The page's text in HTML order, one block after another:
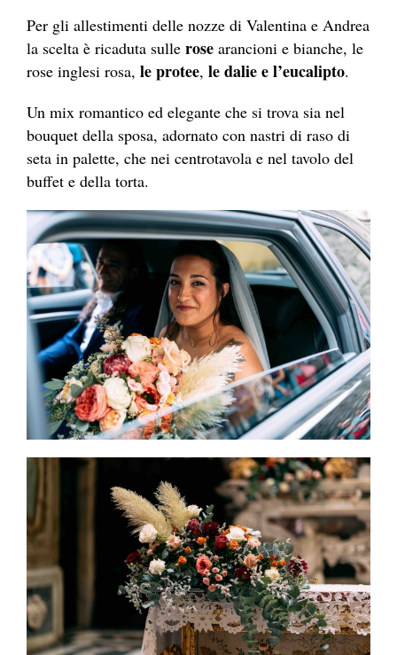
Per gli allestimenti delle nozze di Valentina e Andrea
la scelta è ricaduta sulle rose arancioni e bianche, le
rose inglesi rosa, le protee, le dalie e l’eucalipto.
Un mix romantico ed elegante che si trova sia nel
bouquet della sposa, adornato con nastri di raso di
seta in palette, che nei centrotavola e nel tavolo del
buffet e della torta.